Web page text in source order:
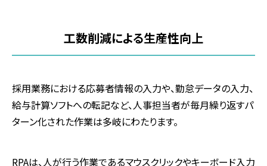
工数削減による生産性向上
採用業務における応募者情報の入力や、勤怠データの入力、
給与計算ソフトへの転記など、人事担当者が毎月繰り返すパ
ターン化された作業は多岐にわたります。
RPAは、人が行う作業であるマウスクリックやキーボード入力